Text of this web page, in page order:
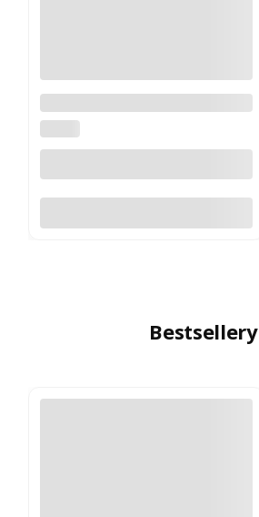
Luneta obserwacyjna Focus
Viewmaster ED 16-48x65 WP
Bestsellery